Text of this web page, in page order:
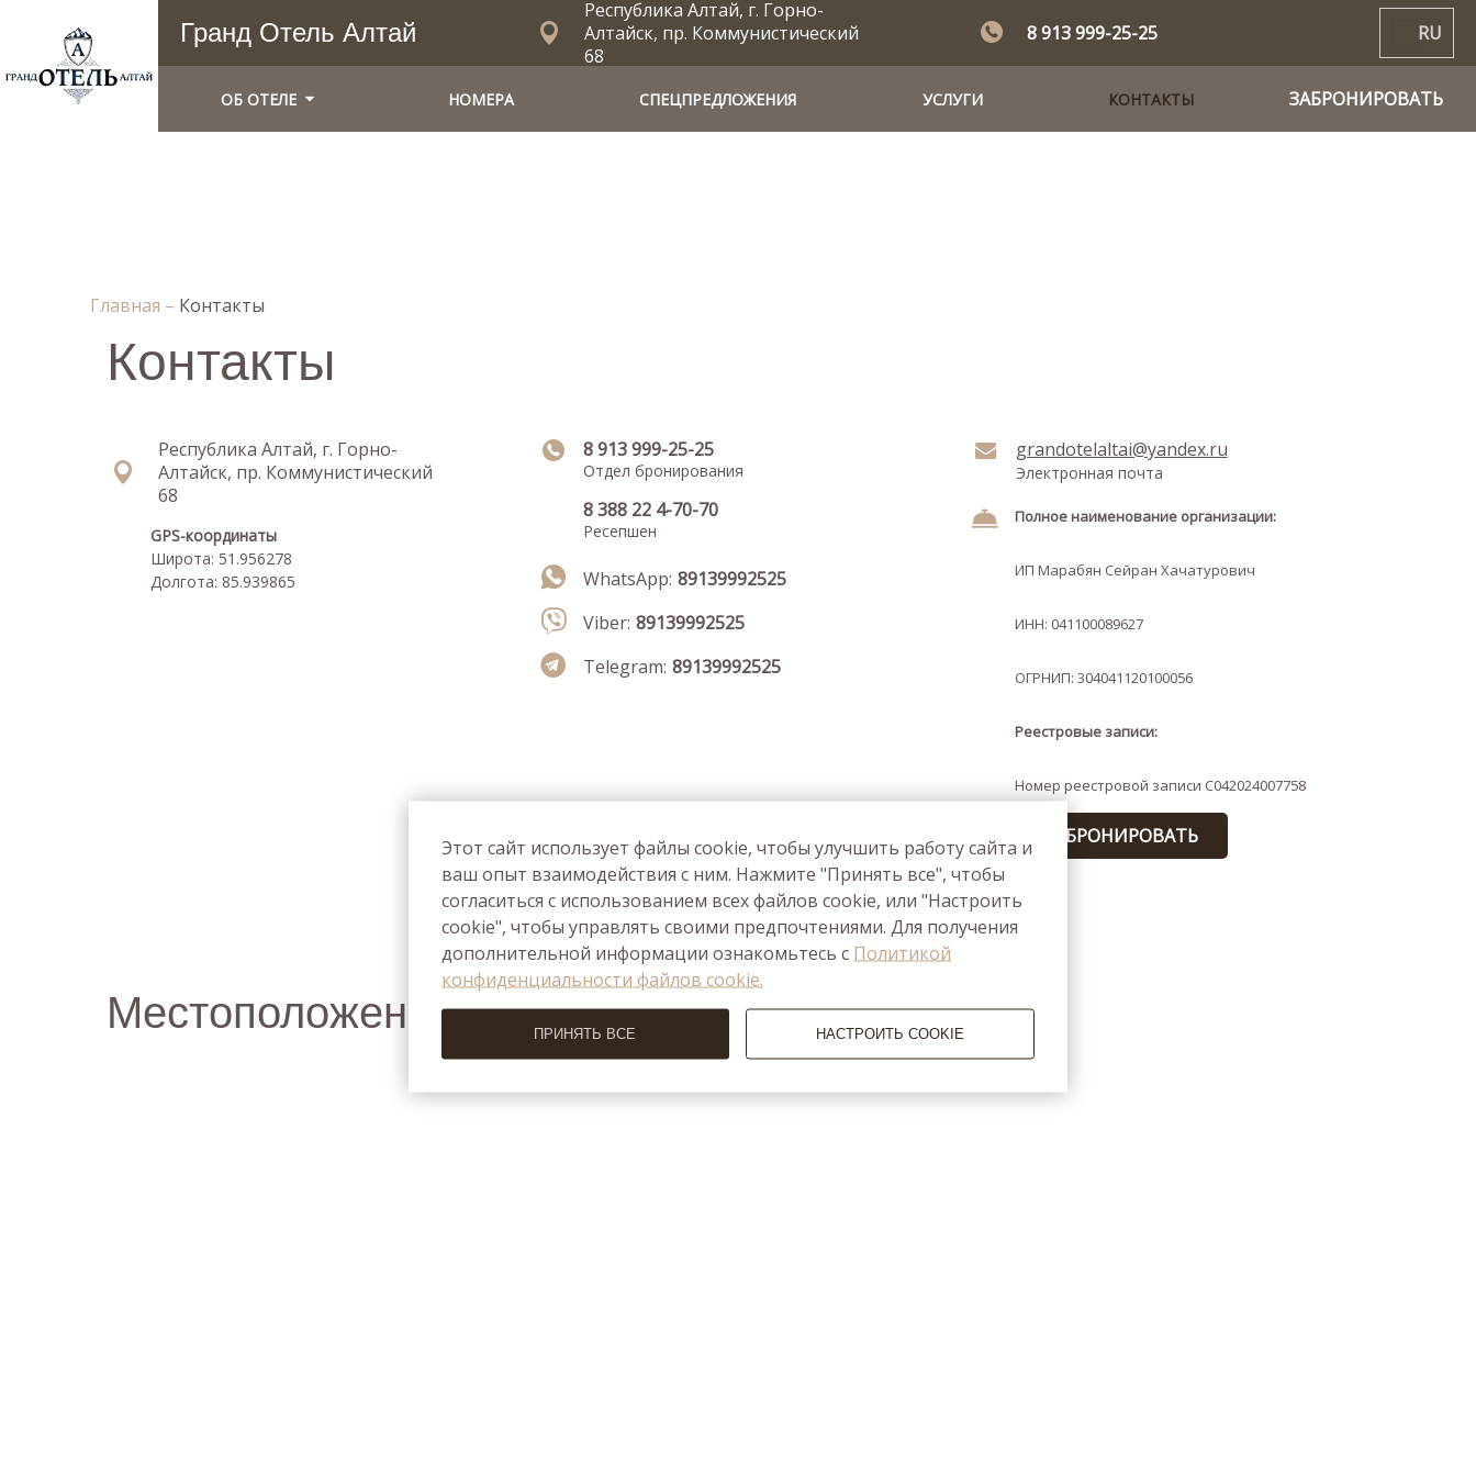
Этот сайт использует файлы cookie, чтобы улучшить работу сайта и
ваш опыт взаимодействия с ним. Нажмите "Принять все", чтобы
согласиться с использованием всех файлов cookie, или "Настроить
cookie", чтобы управлять своими предпочтениями. Для получения
дополнительной информации ознакомьтесь с Политикой
конфиденциальности файлов cookie.
ПРИНЯТЬ ВСЕ НАСТРОИТЬ COOKIE
Гранд Отель Алтай
Республика Алтай, г. Горно-
Алтайск, пр. Коммунистический
68
8 913 999-25-25 RU
ОБ ОТЕЛЕ НОМЕРА СПЕЦПРЕДЛОЖЕНИЯ УСЛУГИ КОНТАКТЫ ЗАБРОНИРОВАТЬ
Главная – Контакты
Контакты
Республика Алтай, г. Горно-
Алтайск, пр. Коммунистический
68
GPS-координаты
Широта: 51.956278
Долгота: 85.939865
8 913 999-25-25
Отдел бронирования
8 388 22 4-70-70
Ресепшен
WhatsApp: 89139992525
Viber: 89139992525
Telegram: 89139992525
grandotelaltai@yandex.ru
Электронная почта
Полное наименование организации:
ИП Марабян Сейран Хачатурович
ИНН: 041100089627
ОГРНИП: 304041120100056
Реестровые записи:
Номер реестровой записи С042024007758
ЗАБРОНИРОВАТЬ
Местоположение и маршрут проезда